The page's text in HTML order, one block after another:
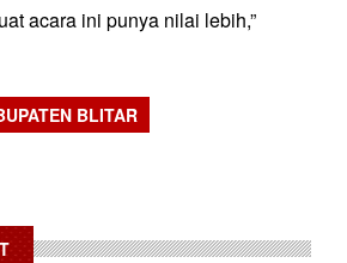
acara ini punya nilai lebih,”
BLITAR